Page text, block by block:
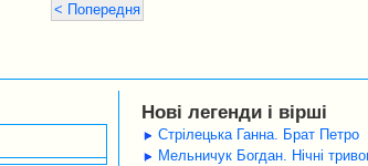
< Попередня
Нові легенди і вірші
Стрілецька Ганна. Брат Петро
Мельничук Богдан. Нічні